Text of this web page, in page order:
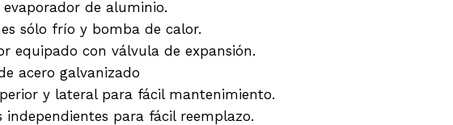
de aluminio.
sólo frío y bomba de calor.
equipado con válvula de expansión.
acero galvanizado
y lateral para fácil mantenimiento.
independientes para fácil reemplazo.